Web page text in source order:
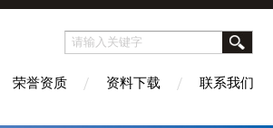
荣誉资质 资料下载 联系我们